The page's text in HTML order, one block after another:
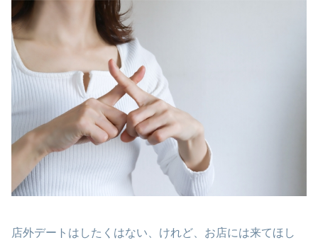
店外デートはしたくはない、けれど、お店には来てほし